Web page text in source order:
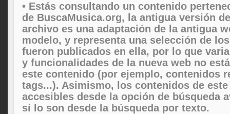
• Estás consultando un contenido
de BuscaMusica.org, la antigua versión
archivo es una adaptación de la antigua
modelo, y representa una selección de
fueron publicados en ella, por lo que
y funcionalidades de la nueva web no
este contenido (por ejemplo, contenidos
tags...). Asimismo, los contenidos de
accesibles desde la opción de búsqueda
sí lo son desde la búsqueda por texto.